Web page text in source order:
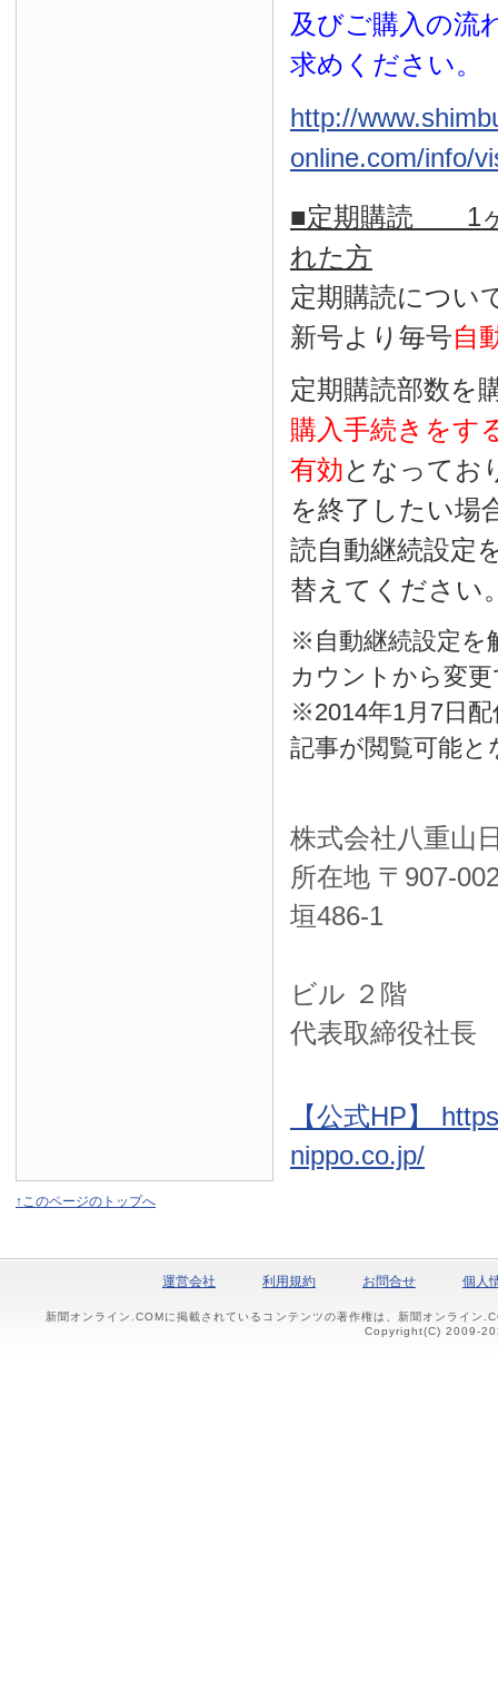
及びご購入の流
求めください。
http://
online.com/info/
■定期購読 1ヶ
れた方
定期購読につい
新号より毎号自
定期購読部数を
購入手続きをす
有効となってお
を終了したい場
読自動継続設定
替えてください
※自動継続設定を
カウントから変
※2014年1月7日
記事が閲覧可能
株式会社八重山
所在地 〒 907-
垣486-1
ビル ２階
代表取締役社
【公式HP】
nippo.co.jp/
↑このページのトップへ
運営会社 利用規約 お問合せ 個人
新聞オンライン.COMに掲載されているコンテンツの著作権は、新聞オンライン
Copyright(C) 2009-